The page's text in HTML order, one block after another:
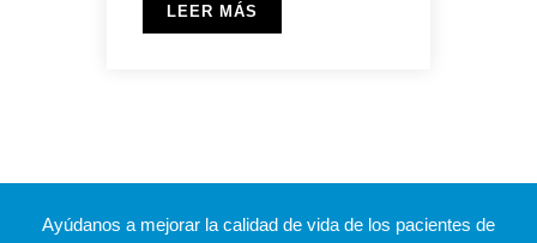
LEER MÁS
Ayúdanos a mejorar la calidad de vida de los pacientes de